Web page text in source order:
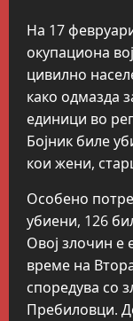
На 17
окупациона
цивилно
како одмазда
единици во
Бојник биле
кои жени,
Особено
убиени, 126
Овој злочин е
време на
споредува со
Пребиловци.